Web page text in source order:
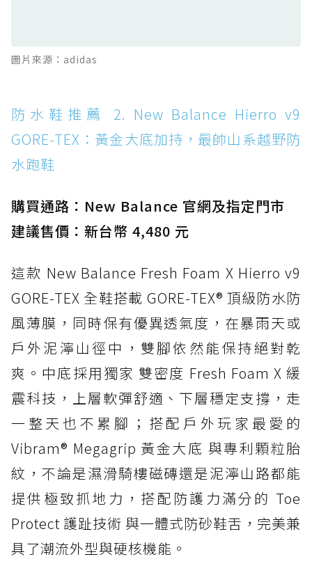
Boot：馬汀首款雨靴登場，經典八孔加上全防
防水鞋推薦 14. SKECHERS BADGER
WATERPROOF：一踩即穿懶人神器！搭載固特
異大底與全防水厚底健走鞋
防水鞋推薦 15. Brooks Cascadia 19 GTX：注
圖片來源：adidas
防水鞋推薦 2. New Balance Hierro v9
GORE-TEX：黃金大底加持，最帥山系越野防
水跑鞋
購買通路：New Balance 官網及指定門市
建議售價：新台幣 4,480 元
這款 New Balance Fresh Foam X Hierro v9
GORE-TEX 全鞋搭載 GORE-TEX® 頂級防水防
風薄膜，同時保有優異透氣度，在暴雨天或
戶外泥濘山徑中，雙腳依然能保持絕對乾
爽。中底採用獨家 雙密度 Fresh Foam X 緩
震科技，上層軟彈舒適、下層穩定支撐，走
一整天也不累腳；搭配戶外玩家最愛的
Vibram® Megagrip 黃金大底 與專利顆粒胎
紋，不論是濕滑騎樓磁磚還是泥濘山路都能
提供極致抓地力，搭配防護力滿分的 Toe
Protect 護趾技術 與一體式防砂鞋舌，完美兼
具了潮流外型與硬核機能。